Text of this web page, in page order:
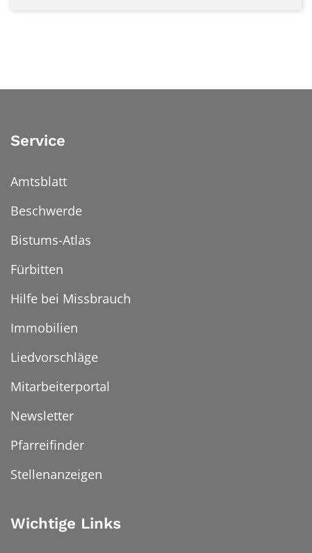
Service
Amtsblatt
Beschwerde
Bistums-Atlas
Fürbitten
Hilfe bei Missbrauch
Immobilien
Liedvorschläge
Mitarbeiterportal
Newsletter
Pfarreifinder
Stellenanzeigen
Wichtige Links